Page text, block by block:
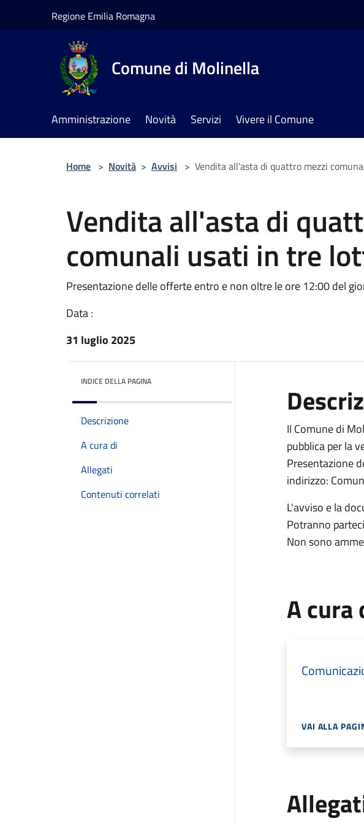
Regione Emilia Romagna
Comune di Molinella
Amministrazione Novità Servizi Vivere il Comune
Home > Novità > Avvisi > Vendita all'asta di quattro mezzi
Vendita all'asta di
comunali usati in tre
Presentazione delle offerte entro e non oltre le ore 12:00 del
Data :
31 luglio 2025
INDICE DELLA PAGINA
Descrizione
A cura di
Allegati
Contenuti correlati
Il Comune di
pubblica per la
Presentazione
indirizzo:
L'avviso e la
Potranno
Non sono
A cura
VAI ALLA